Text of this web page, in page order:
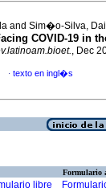
and Sim�o-Silva,
COVID-19 in
, Dec
· texto en ingl�s
Formulario
libre